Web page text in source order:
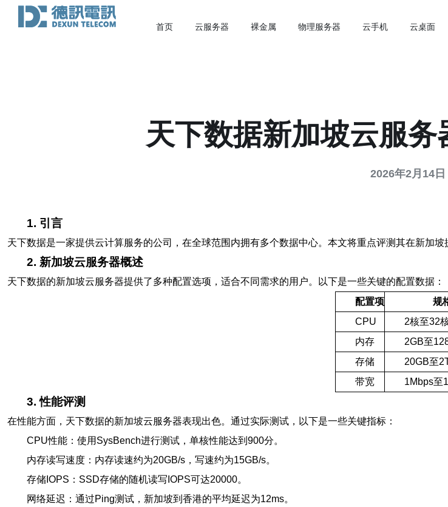
首页 云服务器 裸金属 物理服务器 云手机 云桌面
天下数据新加坡云服
2026年2月14日
1. 引言
天下数据是一家提供云计算服务的公司，在全球范围内拥有多个数据中心。本文将重点评测其在新加
2. 新加坡云服务器概述
天下数据的新加坡云服务器提供了多种配置选项，适合不同需求的用户。以下是一些关键的配置数据：
配置项
规
CPU
2核至32
内存
2GB至
存储
20GB至
带宽
1Mbps至
3. 性能评测
在性能方面，天下数据的新加坡云服务器表现出色。通过实际测试，以下是一些关键指标：
CPU性能：使用SysBench进行测试，单核性能达到900分。
内存读写速度：内存读速约为20GB/s，写速约为15GB/s。
存储IOPS：SSD存储的随机读写IOPS可达20000。
网络延迟：通过Ping测试，新加坡到香港的平均延迟为12ms。